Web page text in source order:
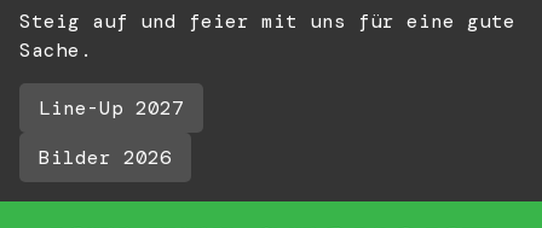
Steig auf und feier mit uns für eine gute
Sache.
Line-Up 2027
Bilder 2026